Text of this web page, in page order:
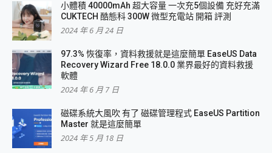
小體積 40000mAh 超大容量 一次充5個設備 充好充滿
CUKTECH 酷態科 300W 微型充電站 開箱 評測
2024 年 6 月 24 日
97.3% 恢復率，資料救援就是這麼簡單 EaseUS Data
Recovery Wizard Free 18.0.0 業界最好的資料救援
軟體
2024 年 6 月 7 日
磁碟系統大風吹 有了 磁碟管理程式 EaseUS Partition
Master 就是這麼簡單
2024 年 5 月 18 日